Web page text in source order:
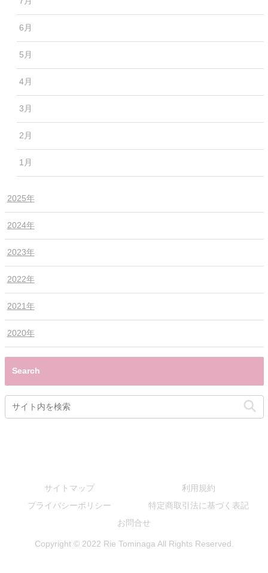
6月
5月
4月
3月
2月
1月
2025年
2024年
2023年
2022年
2021年
2020年
Search
サイトマップ
利用規約
プライバシーポリシー
特定商取引法に基づく表記
お問合せ
Copyright © 2022 Rie Tominaga All Rights Reserved.